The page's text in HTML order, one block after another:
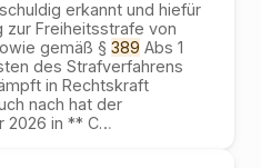
erkannt und hiefür
zur Freiheitsstrafe von
gemäß § 389 Abs 1
des Strafverfahrens
in Rechtskraft
nach hat der
2026 in ** C…